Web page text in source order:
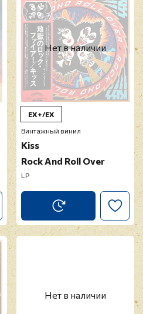
Нет в наличии
EX+/EX
Винтажный винил
Kiss
Rock And Roll Over
LP
Нет в наличии